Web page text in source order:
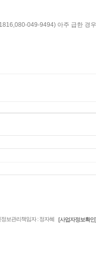
049-9494) 아주 급한 경
정보관리책임자 : 정자혜 [사업자정보확인]